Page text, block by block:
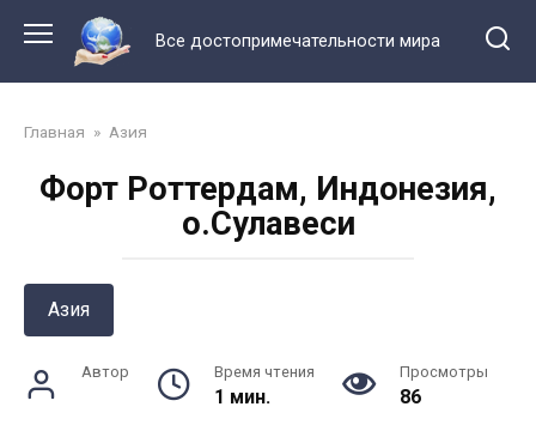
контенту
Все достопримечательности мира
Главная » Азия
Форт Роттердам, Индонезия,
о.Сулавеси
Азия
Автор Время чтения
1 мин.
Просмотры
86